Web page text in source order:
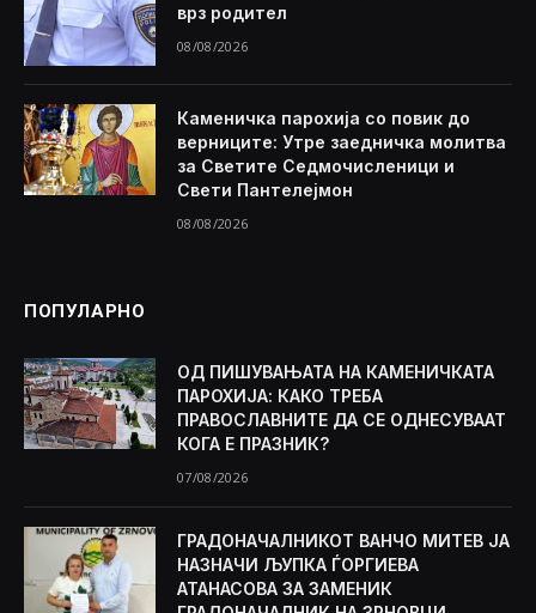
врз родител
08/08/2026
Каменичка парохија со повик до
верниците: Утре заедничка молитва
за Светите Седмочисленици и
Свети Пантелејмон
08/08/2026
ПОПУЛАРНО
ОД ПИШУВАЊАТА НА КАМЕНИЧКАТА
ПАРОХИЈА: КАКО ТРЕБА
ПРАВОСЛАВНИТЕ ДА СЕ ОДНЕСУВААТ
КОГА Е ПРАЗНИК?
07/08/2026
ГРАДОНАЧАЛНИКОТ ВАНЧО МИТЕВ ЈА
НАЗНАЧИ ЉУПКА ЃОРГИЕВА
АТАНАСОВА ЗА ЗАМЕНИК